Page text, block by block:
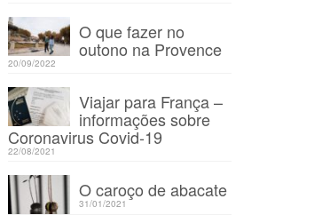
O que fazer no
outono na Provence
20/09/2022
Viajar para França –
informações sobre
Coronavirus Covid-19
22/08/2021
O caroço de abacate
31/01/2021